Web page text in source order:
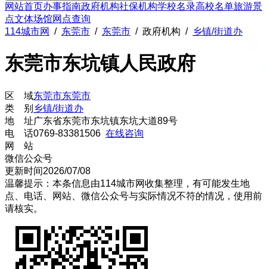
网站首页办事指南政府机构社保机构学校名录高校名单旅游景
点文体场馆网点查询
114城市网
/ 东莞市 / 东莞市 / 政府机构 / 乡镇/街道办
东莞市东坑镇人民政府
区 域东莞市东莞市
类 别 乡镇/街道办
地 址广东省东莞市东坑镇东坑大道89号
电 话0769-83381506 在线咨询
网 站
微信公众号
更新时间2026/07/08
温馨提示：本条信息由114城市网收集整理，有可能发生地
点、电话、网站、微信公众号与实际情况不符的情况，使用前
请核实。